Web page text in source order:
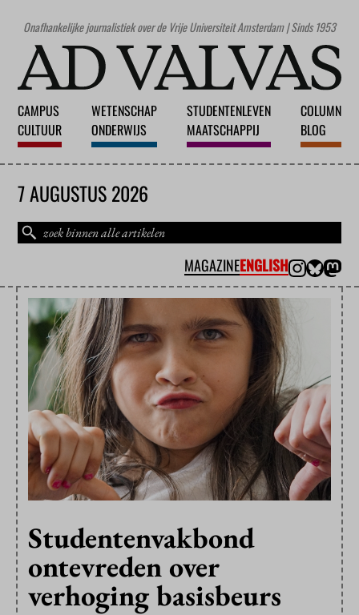
Onafhankelijke journalistiek over de Vrije Universiteit Amsterdam | Sinds 1953
CAMPUS
CULTUUR
WETENSCHAP
ONDERWIJS
STUDENTENLEVEN
MAATSCHAPPIJ
COLUMN
BLOG
7 AUGUSTUS 2026
MAGAZINEENGLISH
Studentenvakbond
ontevreden over
verhoging basisbeurs